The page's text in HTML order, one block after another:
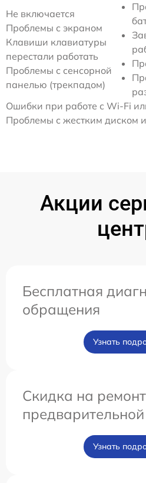
Не включается
Проблемы с экраном
Клавиши клавиатуры
перестали работать
Проблемы с сенсорной
панелью (трекпадом)
Ошибки при работе с Wi-Fi
Проблемы с жестким диском
Акции
Бесплатная
обращения
Узнать
Скидка на
Узнать